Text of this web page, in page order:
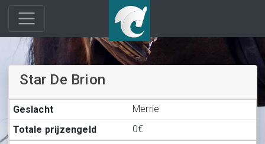
Star De Brion
Merrie
0€